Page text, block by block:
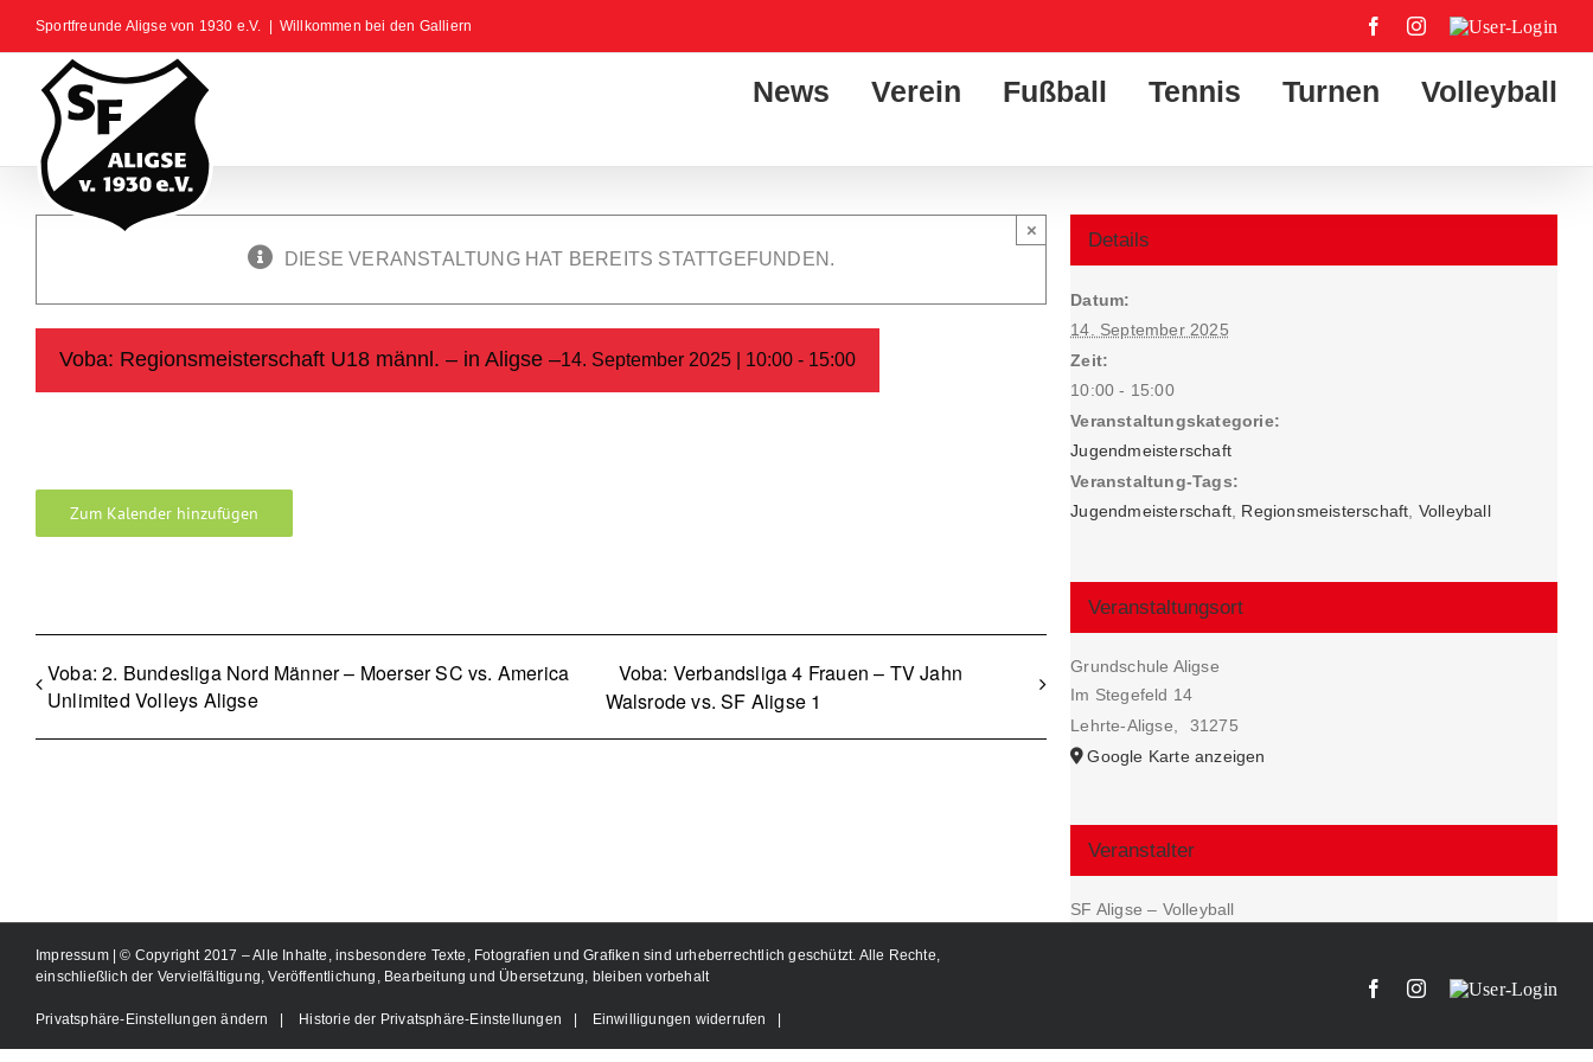
springen
Sportfreunde Aligse von 1930 e.V. Willkommen bei den Galliern FacebookInstagram
User-
News Verein Fußball Tennis Turnen Volleyball
DIESE VERANSTALTUNG HAT BEREITS STATTGEFUNDEN.
×
Voba: Regionsmeisterschaft U18 männl. – in Aligse –14. September 2025 | 10:00 - 15:00
Zum Kalender hinzufügen
Voba: 2. Bundesliga Nord Männer – Moerser SC vs. America
Unlimited Volleys Aligse
Voba: Verbandsliga 4 Frauen – TV Jahn
Walsrode vs. SF Aligse 1
Details
Datum:
14. September 2025
Zeit:
10:00 - 15:00
Veranstaltungskategorie:
Jugendmeisterschaft
Veranstaltung-Tags:
Jugendmeisterschaft, Regionsmeisterschaft Volleyball
Veranstaltungsort
Grundschule Aligse
Im Stegefeld 14
Lehrte-Aligse
31275
Google Karte anzeigen
Veranstalter
SF Aligse – Volleyball
Impressum
| © Copyright 2017 – Alle Inhalte, insbesondere Texte, Fotografien und Grafiken sind urheberrechtlich geschützt. Alle Rechte,
einschließlich der Vervielfältigung, Veröffentlichung, Bearbeitung und Übersetzung, bleiben vorbehalt
Privatsphäre-Einstellungen ändern Historie der Privatsphäre-Einstellungen Einwilligungen widerrufen
FacebookInstagram
User-